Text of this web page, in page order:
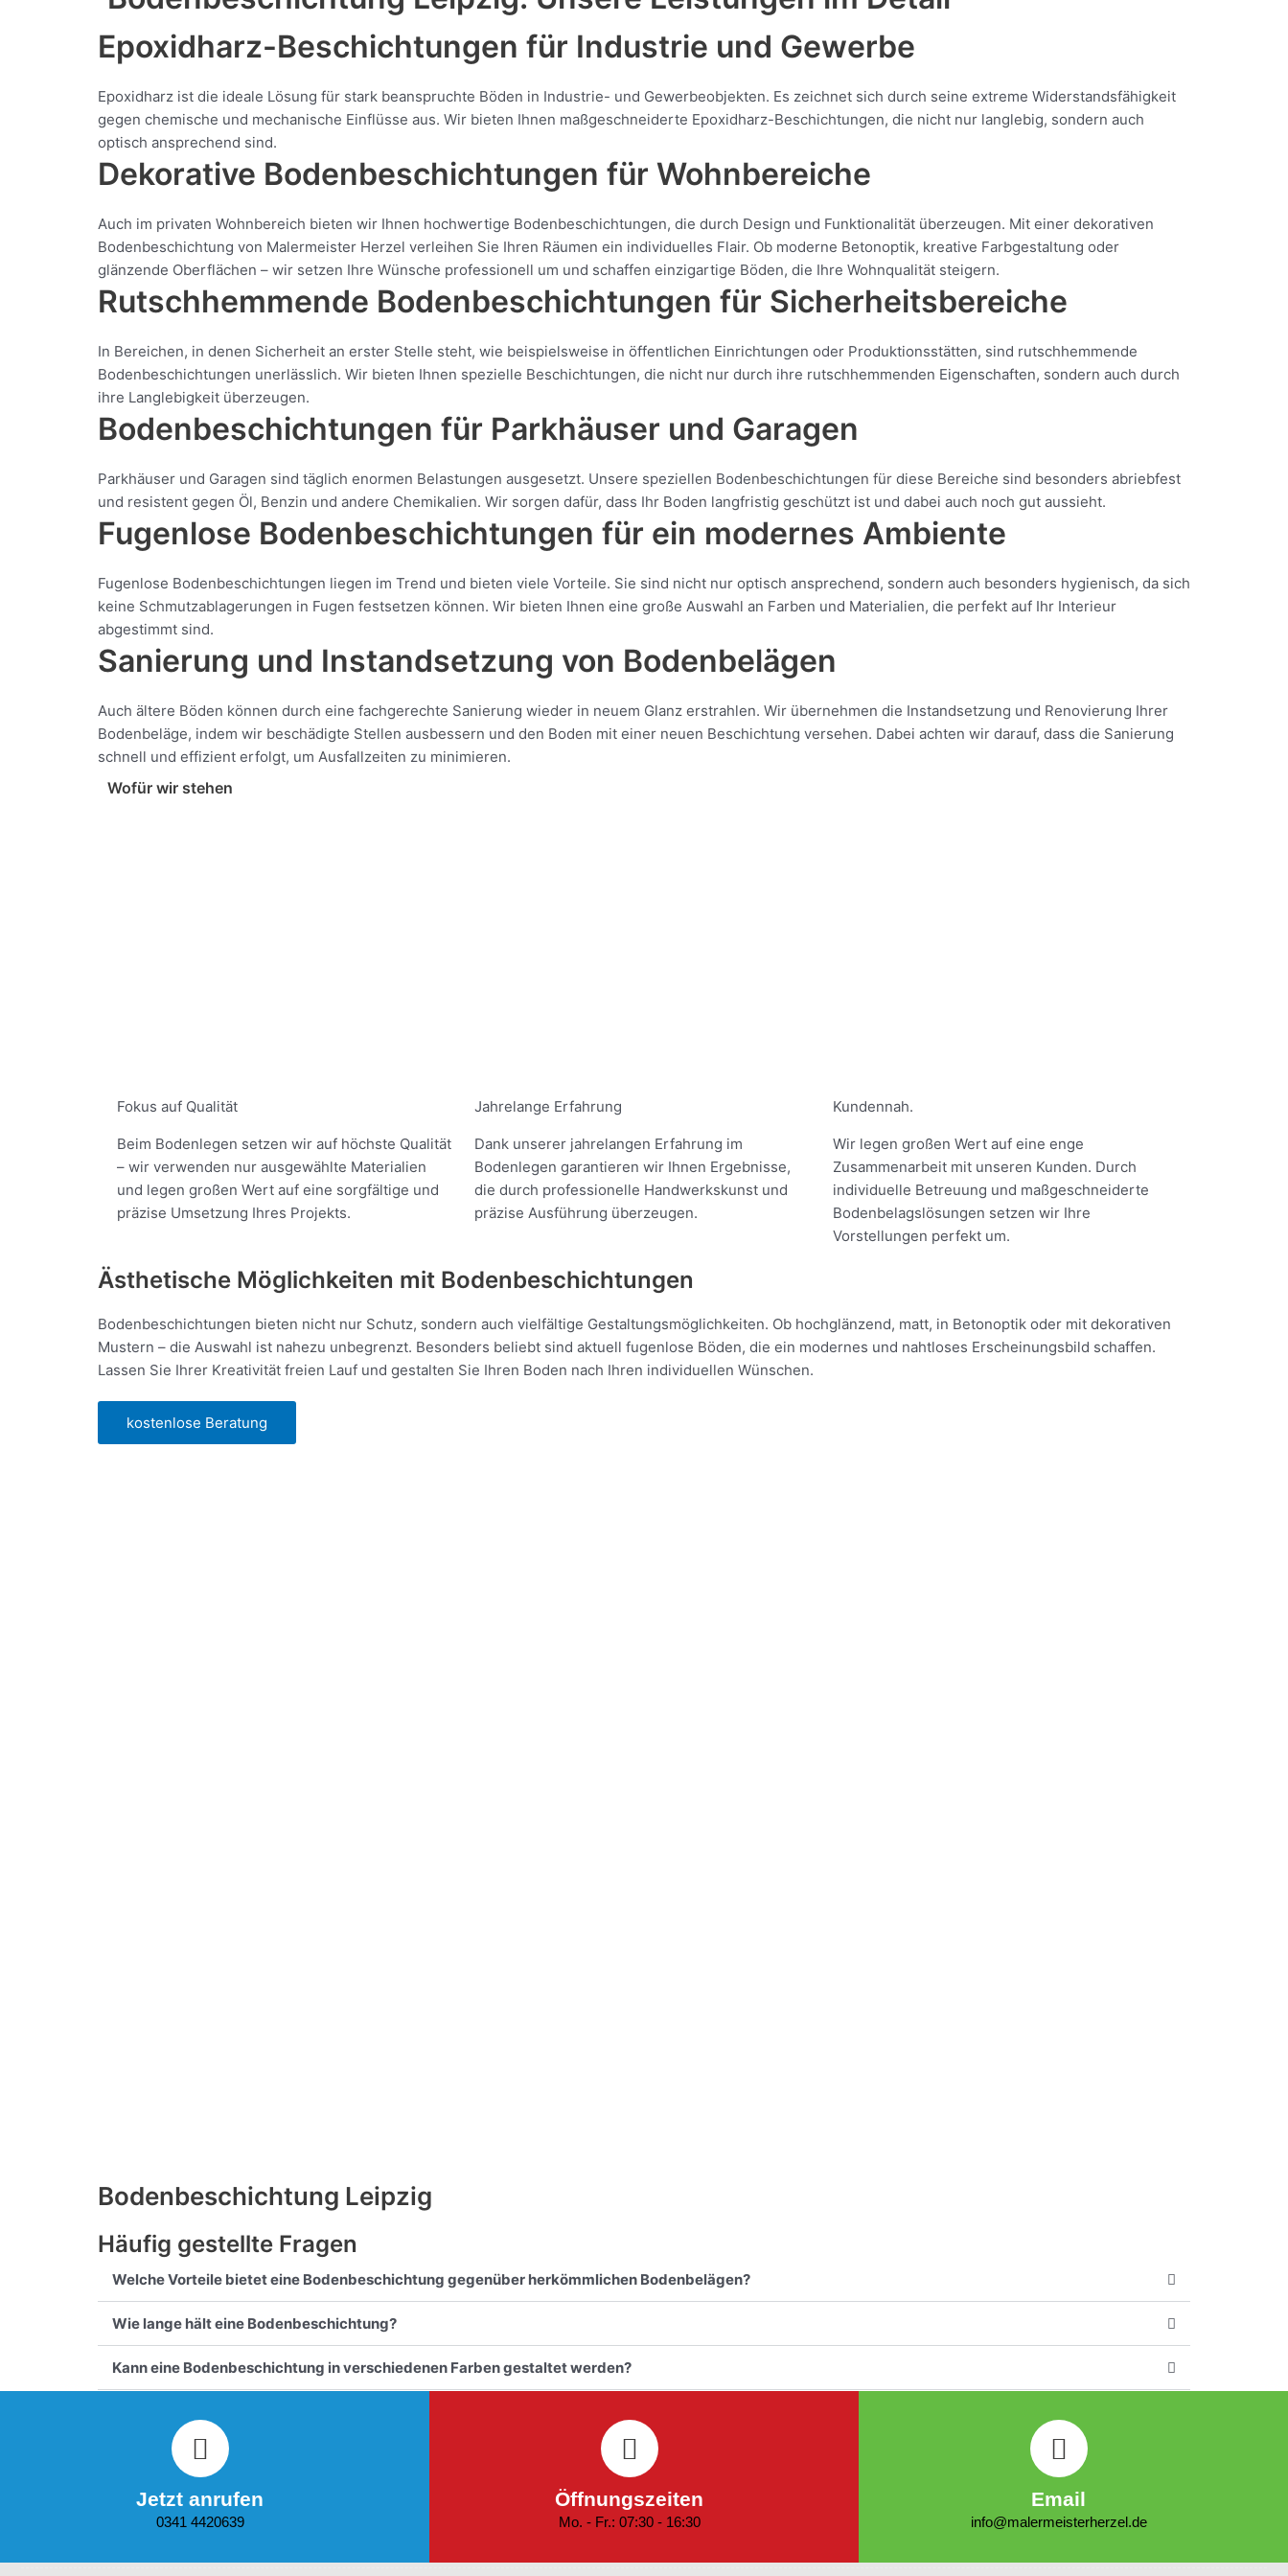
Epoxidharz-Beschichtungen für Industrie und Gewerbe
Epoxidharz ist die ideale Lösung für stark beanspruchte Böden in Industrie- und Gewerbeobjekten. Es zeichnet sich durch seine extreme Widerstandsfähigkeit
gegen chemische und mechanische Einflüsse aus. Wir bieten Ihnen maßgeschneiderte Epoxidharz-Beschichtungen, die nicht nur langlebig, sondern auch
optisch ansprechend sind.
Dekorative Bodenbeschichtungen für Wohnbereiche
Auch im privaten Wohnbereich bieten wir Ihnen hochwertige Bodenbeschichtungen, die durch Design und Funktionalität überzeugen. Mit einer dekorativen
Bodenbeschichtung von Malermeister Herzel verleihen Sie Ihren Räumen ein individuelles Flair. Ob moderne Betonoptik, kreative Farbgestaltung oder
glänzende Oberflächen – wir setzen Ihre Wünsche professionell um und schaffen einzigartige Böden, die Ihre Wohnqualität steigern.
Rutschhemmende Bodenbeschichtungen für Sicherheitsbereiche
In Bereichen, in denen Sicherheit an erster Stelle steht, wie beispielsweise in öffentlichen Einrichtungen oder Produktionsstätten, sind rutschhemmende
Bodenbeschichtungen unerlässlich. Wir bieten Ihnen spezielle Beschichtungen, die nicht nur durch ihre rutschhemmenden Eigenschaften, sondern auch durch
ihre Langlebigkeit überzeugen.
Bodenbeschichtungen für Parkhäuser und Garagen
Parkhäuser und Garagen sind täglich enormen Belastungen ausgesetzt. Unsere speziellen Bodenbeschichtungen für diese Bereiche sind besonders abriebfest
und resistent gegen Öl, Benzin und andere Chemikalien. Wir sorgen dafür, dass Ihr Boden langfristig geschützt ist und dabei auch noch gut aussieht.
Fugenlose Bodenbeschichtungen für ein modernes Ambiente
Fugenlose Bodenbeschichtungen liegen im Trend und bieten viele Vorteile. Sie sind nicht nur optisch ansprechend, sondern auch besonders hygienisch, da sich
keine Schmutzablagerungen in Fugen festsetzen können. Wir bieten Ihnen eine große Auswahl an Farben und Materialien, die perfekt auf Ihr Interieur
abgestimmt sind.
Sanierung und Instandsetzung von Bodenbelägen
Auch ältere Böden können durch eine fachgerechte Sanierung wieder in neuem Glanz erstrahlen. Wir übernehmen die Instandsetzung und Renovierung Ihrer
Bodenbeläge, indem wir beschädigte Stellen ausbessern und den Boden mit einer neuen Beschichtung versehen. Dabei achten wir darauf, dass die Sanierung
schnell und effizient erfolgt, um Ausfallzeiten zu minimieren.
Wofür wir stehen
Fokus auf Qualität
Beim Bodenlegen setzen wir auf höchste Qualität
– wir verwenden nur ausgewählte Materialien
und legen großen Wert auf eine sorgfältige und
präzise Umsetzung Ihres Projekts.
Jahrelange Erfahrung
Dank unserer jahrelangen Erfahrung im
Bodenlegen garantieren wir Ihnen Ergebnisse,
die durch professionelle Handwerkskunst und
präzise Ausführung überzeugen.
Kundennah.
Wir legen großen Wert auf eine enge
Zusammenarbeit mit unseren Kunden. Durch
individuelle Betreuung und maßgeschneiderte
Bodenbelagslösungen setzen wir Ihre
Vorstellungen perfekt um.
Ästhetische Möglichkeiten mit Bodenbeschichtungen
Bodenbeschichtungen bieten nicht nur Schutz, sondern auch vielfältige Gestaltungsmöglichkeiten. Ob hochglänzend, matt, in Betonoptik oder mit dekorativen
Mustern – die Auswahl ist nahezu unbegrenzt. Besonders beliebt sind aktuell fugenlose Böden, die ein modernes und nahtloses Erscheinungsbild schaffen.
Lassen Sie Ihrer Kreativität freien Lauf und gestalten Sie Ihren Boden nach Ihren individuellen Wünschen.
kostenlose Beratung
Bodenbeschichtung Leipzig
Häufig gestellte Fragen
Welche Vorteile bietet eine Bodenbeschichtung gegenüber herkömmlichen Bodenbelägen?
Wie lange hält eine Bodenbeschichtung?
Kann eine Bodenbeschichtung in verschiedenen Farben gestaltet werden?
Jetzt anrufen
0341 4420639
Öffnungszeiten
Mo. - Fr.: 07:30 - 16:30
Email
info@malermeisterherzel.de